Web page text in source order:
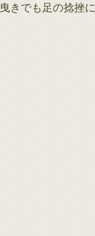
きでも足の捻挫に